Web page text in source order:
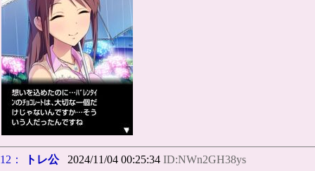
12： トレ公2024/11/04 00:25:34 ID:NWn2GH38ys